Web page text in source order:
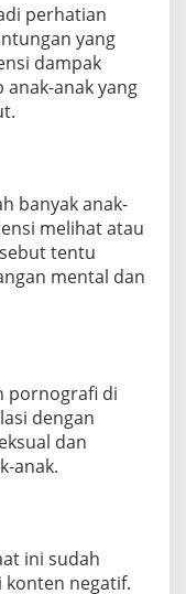
perhatian
yang
dampak
anak yang
banyak anak-
melihat atau
tentu
mental dan
pornografi di
dengan
dan
anak.
ini sudah
negatif.